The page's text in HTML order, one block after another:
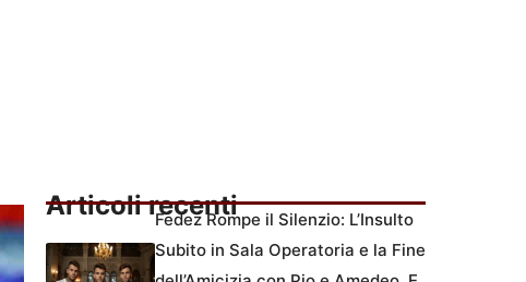
Articoli recentiFedez Rompe il Silenzio: L’Insulto
Subito in Sala Operatoria e la Fine